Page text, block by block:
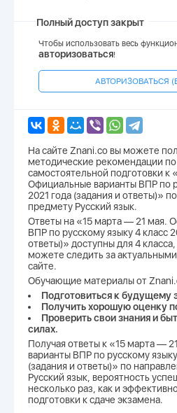
Полный доступ закрыт
Чтобы использовать весь
авторизоваться!
АВТОРИЗОВАТЬСЯ
На сайте Znani.co вы можете
методические рекомендации
самостоятельной подготовки к
Официальные варианты ВПР по
2021 года (задания и ответы)»
предмету Русский язык.
Ответы на «15 марта — 21 мая.
ВПР по русскому языку 4 класс
ответы)» доступны для 4
можете следить за
сайте.
Обучающие материалы от
Подготовиться к будущему
Получить хорошую оценку
Проверить свои знания и
силах.
Получая ответы к «15 марта —
варианты ВПР по русскому
(задания и ответы)» по
Русский язык, вероятность
несколько раз, как и
подготовки к сдаче экзамена.